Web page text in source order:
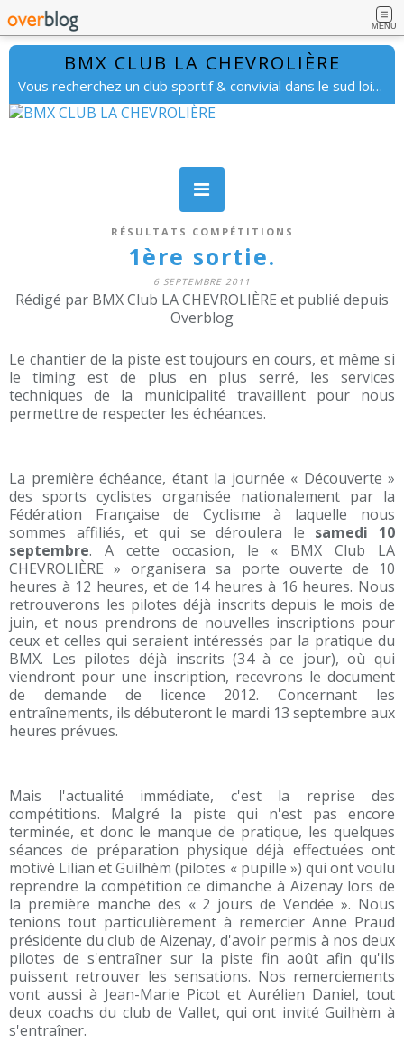
MENU
BMX CLUB LA CHEVROLIÈRE
Vous recherchez un club sportif & convivial dans le sud loire. lachevrolierebmx@gmail.com
RÉSULTATS COMPÉTITIONS
1ère sortie.
6 SEPTEMBRE 2011
Rédigé par BMX Club LA CHEVROLIÈRE et publié depuis
Overblog
Le chantier de la piste est toujours en cours, et même si
le timing est de plus en plus serré, les services
techniques de la municipalité travaillent pour nous
permettre de respecter les échéances.
La première échéance, étant la journée « Découverte »
des sports cyclistes organisée nationalement par la
Fédération Française de Cyclisme à laquelle nous
sommes affiliés, et qui se déroulera le samedi 10
septembre. A cette occasion, le « BMX Club LA
CHEVROLIÈRE » organisera sa porte ouverte de 10
heures à 12 heures, et de 14 heures à 16 heures. Nous
retrouverons les pilotes déjà inscrits depuis le mois de
juin, et nous prendrons de nouvelles inscriptions pour
ceux et celles qui seraient intéressés par la pratique du
BMX. Les pilotes déjà inscrits (34 à ce jour), où qui
viendront pour une inscription, recevrons le document
de demande de licence 2012. Concernant les
entraînements, ils débuteront le mardi 13 septembre aux
heures prévues.
Mais l'actualité immédiate, c'est la reprise des
compétitions. Malgré la piste qui n'est pas encore
terminée, et donc le manque de pratique, les quelques
séances de préparation physique déjà effectuées ont
motivé Lilian et Guilhèm (pilotes « pupille ») qui ont voulu
reprendre la compétition ce dimanche à Aizenay lors de
la première manche des « 2 jours de Vendée ». Nous
tenions tout particulièrement à remercier Anne Praud
présidente du club de Aizenay, d'avoir permis à nos deux
pilotes de s'entraîner sur la piste fin août afin qu'ils
puissent retrouver les sensations. Nos remerciements
vont aussi à Jean-Marie Picot et Aurélien Daniel, tout
deux coachs du club de Vallet, qui ont invité Guilhèm à
s'entraîner.